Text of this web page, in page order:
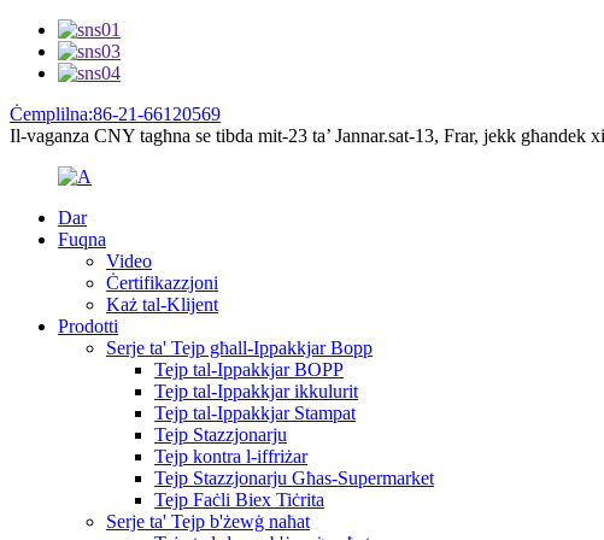
Ċemplilna:86-21-66120569
Il-vaganza CNY tagħna se tibda mit-23 ta’ Jannar.sat-13, Frar, jekk
Dar
Fuqna
Video
Ċertifikazzjoni
Każ tal-Klijent
Prodotti
Serje ta' Tejp għall-Ippakkjar Bopp
Tejp tal-Ippakkjar BOPP
Tejp tal-Ippakkjar ikkulurit
Tejp tal-Ippakkjar Stampat
Tejp Stazzjonarju
Tejp kontra l-iffriżar
Tejp Stazzjonarju Għas-Supermarket
Tejp Faċli Biex Tiċrita
Serje ta' Tejp b'żewġ naħat